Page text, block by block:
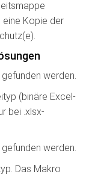
eine Kopie der
werden.
(binäre Excel-
bei .xlsx-
werden.
Das Makro